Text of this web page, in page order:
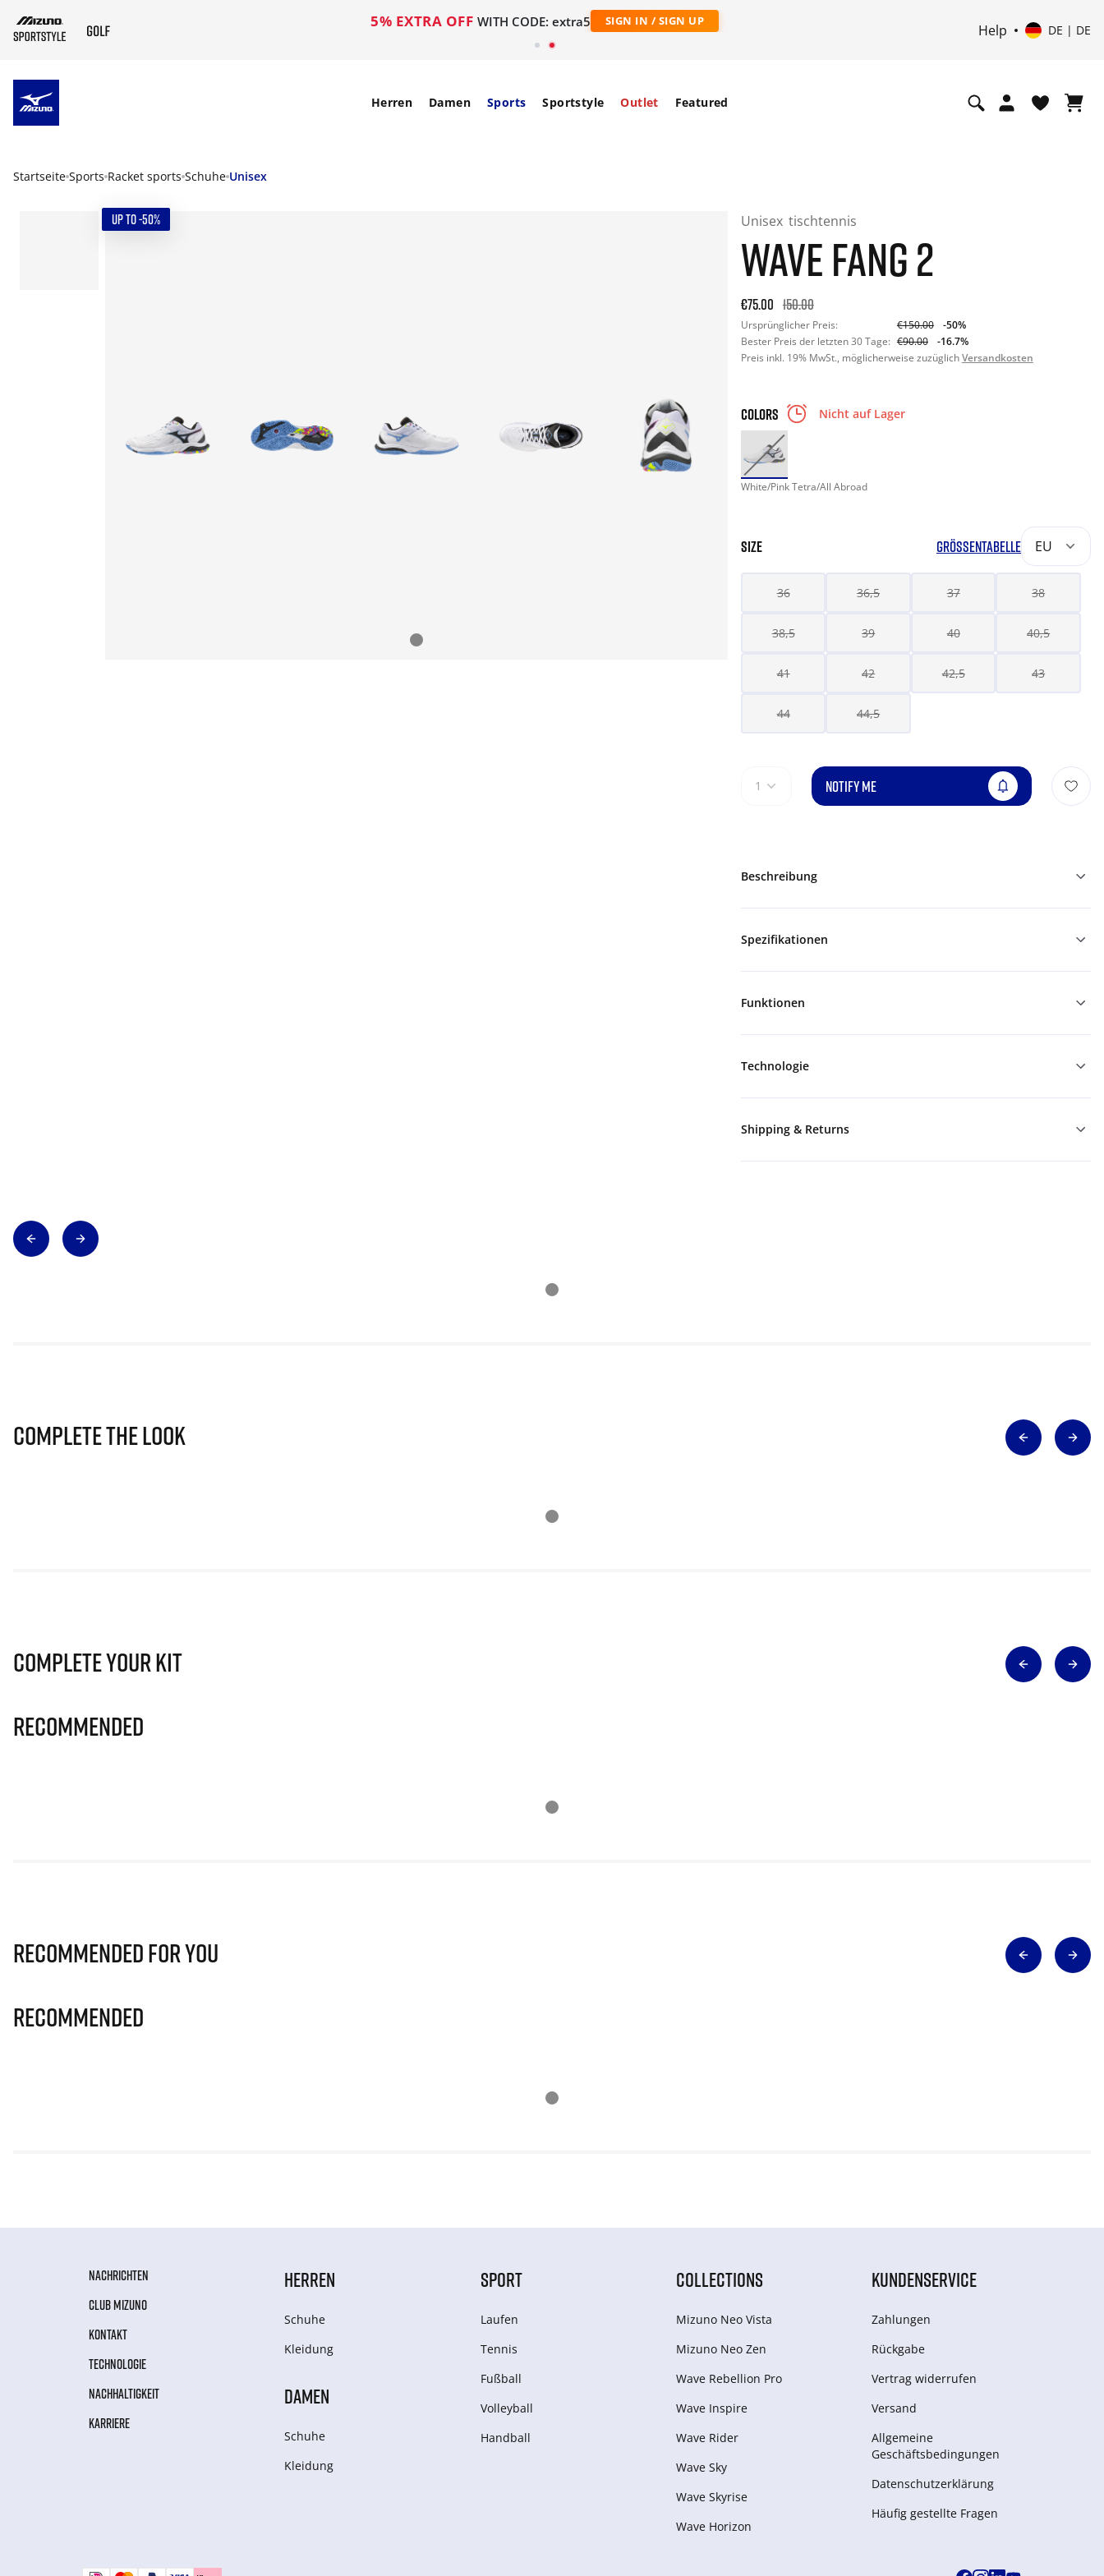
5% EXTRA OFF WITH CODE: extra5 SIGN IN / SIGN UP
Help DE | DE
Herren Damen Sports Sportstyle Outlet Featured
Startseite Sports Racket sports Schuhe Unisex
UP TO -50% Unisex tischtennis
WAVE FANG 2
Ursprünglicher Preis: €150.00. 30-Tage-Bestpreis:
€75.00 150.00
Ursprünglicher Preis: €150.00
-50%
Bester Preis der letzten 30 Tage: €90.00
-16.7%
Preis inkl. 19% MwSt., möglicherweise zuzüglichVersandkosten
COLORS Nicht auf Lager
White/Pink Tetra/All Abroad
SIZE GRÖSSENTABELLE EU
36 36,5 37 38
38,5 39 40 40,5
41 42 42,5 43
44 44,5
1 NOTIFY ME
Beschreibung
Spezifikationen
Funktionen
Technologie
Shipping & Returns
Complete The Look
Complete Your Kit
Recommended
Recommended for you
Recommended
NACHRICHTEN
CLUB MIZUNO
KONTAKT
TECHNOLOGIE
NACHHALTIGKEIT
KARRIERE
HERREN
Schuhe
Kleidung
DAMEN
Schuhe
Kleidung
SPORT
Laufen
Tennis
Fußball
Volleyball
Handball
COLLECTIONS
Mizuno Neo Vista
Mizuno Neo Zen
Wave Rebellion Pro
Wave Inspire
Wave Rider
Wave Sky
Wave Skyrise
Wave Horizon
KUNDENSERVICE
Zahlungen
Rückgabe
Vertrag widerrufen
Versand
Allgemeine
Geschäftsbedingungen
Datenschutzerklärung
Häufig gestellte Fragen